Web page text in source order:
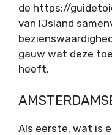
de https://
van IJsland
gauw wat deze
heeft.
Als eerste, wat is